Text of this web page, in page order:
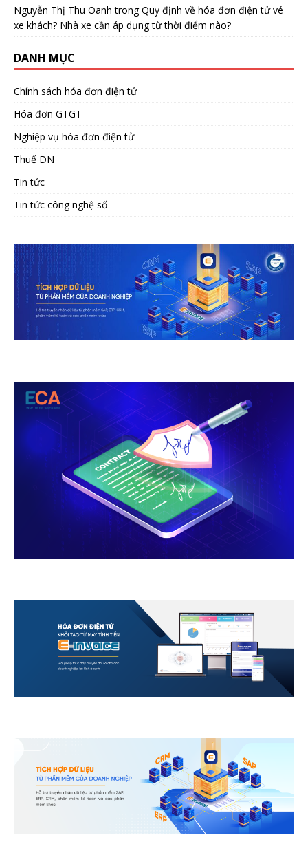
Nguyễn Thị Thu Oanh trongQuy định về hóa đơn điện tử vé
xe khách? Nhà xe cần áp dụng từ thời điểm nào?
DANH MỤC
Chính sách hóa đơn điện tử
Hóa đơn GTGT
Nghiệp vụ hóa đơn điện tử
Thuế DN
Tin tức
Tin tức công nghệ số